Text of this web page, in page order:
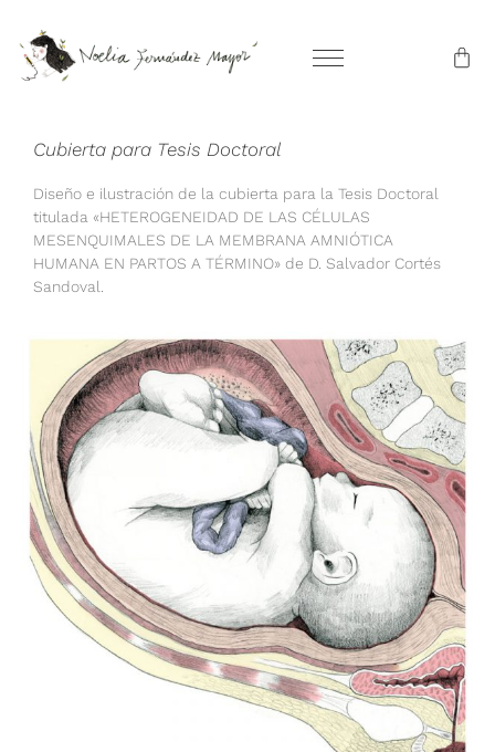
Cubierta para Tesis Doctoral
Diseño e ilustración de la cubierta para la Tesis Doctoral
titulada «HETEROGENEIDAD DE LAS CÉLULAS
MESENQUIMALES DE LA MEMBRANA AMNIÓTICA
HUMANA EN PARTOS A TÉRMINO» de D. Salvador Cortés
Sandoval.